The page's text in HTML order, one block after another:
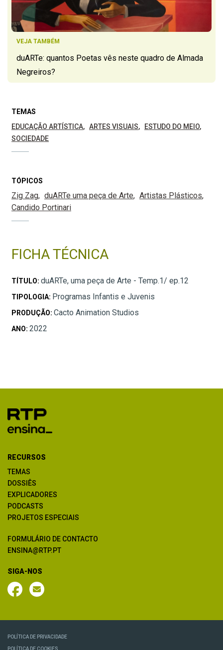
VEJA TAMBÉM
duARTe: quantos Poetas vês neste quadro de Almada
Negreiros?
TEMAS
EDUCAÇÃO ARTÍSTICA
ARTES VISUAIS
ESTUDO DO MEIO
SOCIEDADE
TÓPICOS
Zig Zag duARTe uma peça de Arte
Artistas Plásticos
Candido Portinari
FICHA TÉCNICA
TÍTULO: duARTe, uma peça de Arte - Temp.1/ ep.12
TIPOLOGIA: Programas Infantis e Juvenis
PRODUÇÃO: Cacto Animation Studios
ANO: 2022
RECURSOS
TEMAS
DOSSIÊS
EXPLICADORES
PODCASTS
PROJETOS ESPECIAIS
FORMULÁRIO DE CONTACTO
ENSINA@RTP.PT
SIGA-NOS
POLÍTICA DE PRIVACIDADE
POLÍTICA DE COOKIES